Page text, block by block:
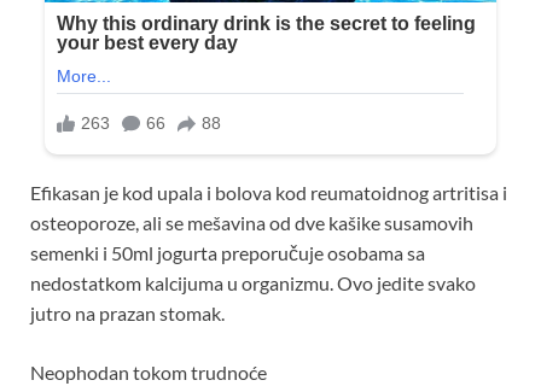
Efikasan je kod upala i bolova kod reumatoidnog artritisa i
osteoporoze, ali se mešavina od dve kašike susamovih
semenki i 50ml jogurta preporučuje osobama sa
nedostatkom kalcijuma u organizmu. Ovo jedite svako
jutro na prazan stomak.
Neophodan tokom trudnoće